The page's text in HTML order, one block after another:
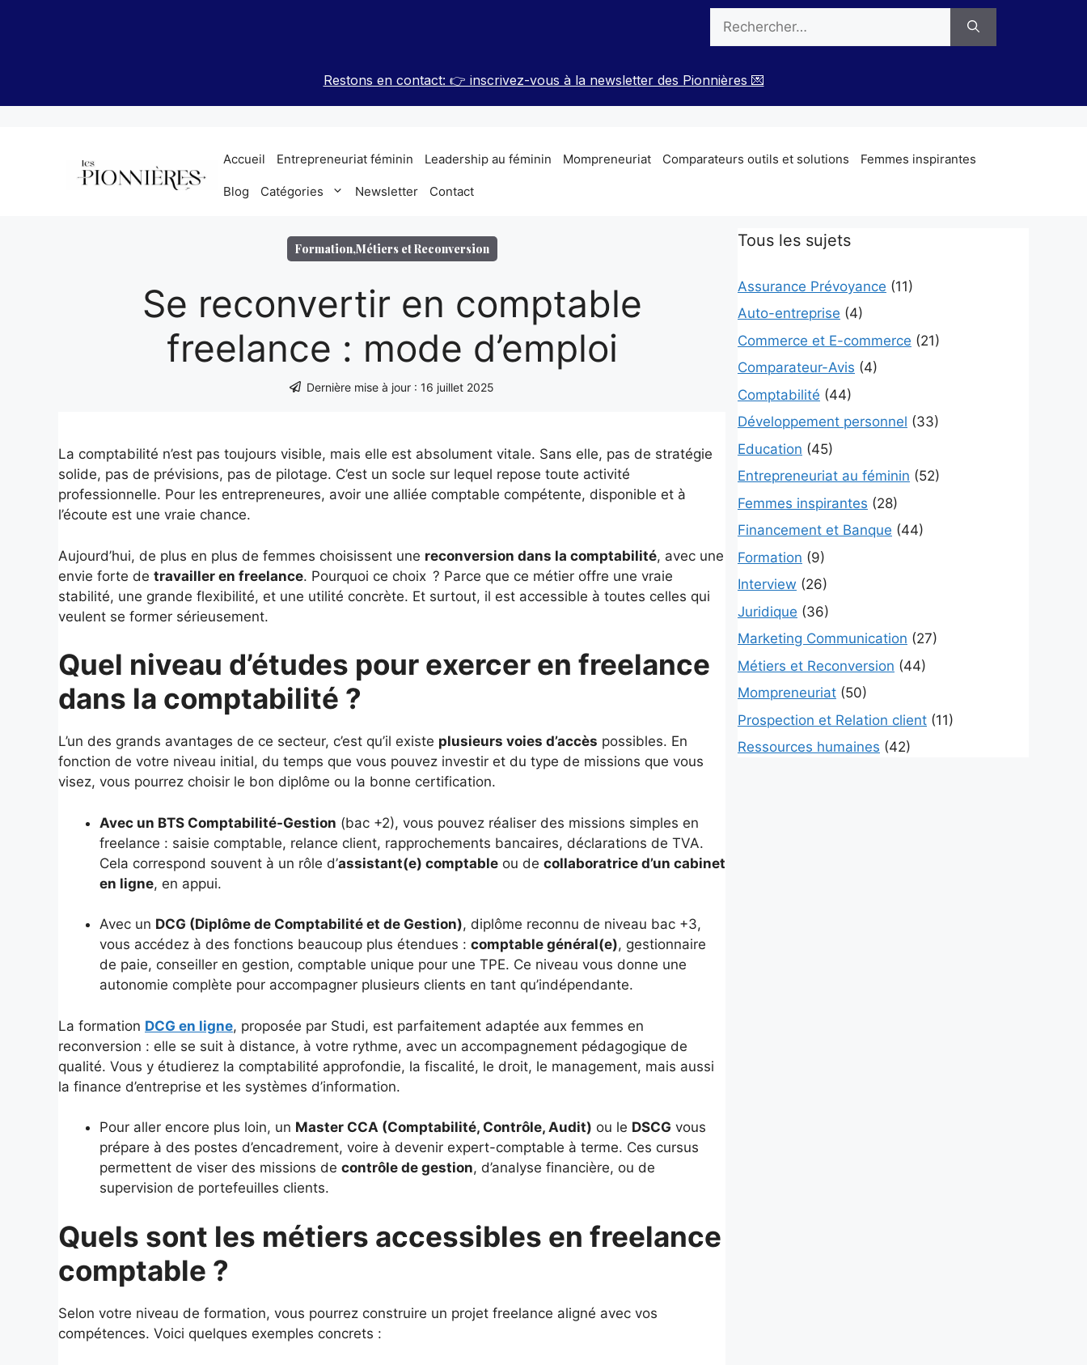
Restons en contact: 👉 inscrivez-vous à la newsletter des Pionnières 💌
Accueil Entrepreneuriat féminin Leadership au féminin Mompreneuriat Comparateurs outils et solutions Femmes inspirantes
Blog Catégories Newsletter Contact
Formation,Métiers et Reconversion
Se reconvertir en comptable
freelance : mode d’emploi
Dernière mise à jour : 16 juillet 2025
La comptabilité n’est pas toujours visible, mais elle est absolument vitale. Sans elle, pas de stratégie
solide, pas de prévisions, pas de pilotage. C’est un socle sur lequel repose toute activité
professionnelle. Pour les entrepreneures, avoir une alliée comptable compétente, disponible et à
l’écoute est une vraie chance.
Aujourd’hui, de plus en plus de femmes choisissent une reconversion dans la comptabilité, avec une
envie forte de travailler en freelance. Pourquoi ce choix ? Parce que ce métier offre une vraie
stabilité, une grande flexibilité, et une utilité concrète. Et surtout, il est accessible à toutes celles qui
veulent se former sérieusement.
Quel niveau d’études pour exercer en freelance
dans la comptabilité ?
L’un des grands avantages de ce secteur, c’est qu’il existe plusieurs voies d’accès possibles. En
fonction de votre niveau initial, du temps que vous pouvez investir et du type de missions que vous
visez, vous pourrez choisir le bon diplôme ou la bonne certification.
Avec un BTS Comptabilité-Gestion (bac +2), vous pouvez réaliser des missions simples en
freelance : saisie comptable, relance client, rapprochements bancaires, déclarations de TVA.
Cela correspond souvent à un rôle d’assistant(e) comptable ou de collaboratrice d’un cabinet
en ligne, en appui.
Avec un DCG (Diplôme de Comptabilité et de Gestion), diplôme reconnu de niveau bac +3,
vous accédez à des fonctions beaucoup plus étendues : comptable général(e), gestionnaire
de paie, conseiller en gestion, comptable unique pour une TPE. Ce niveau vous donne une
autonomie complète pour accompagner plusieurs clients en tant qu’indépendante.
La formation DCG en ligne, proposée par Studi, est parfaitement adaptée aux femmes en
reconversion : elle se suit à distance, à votre rythme, avec un accompagnement pédagogique de
qualité. Vous y étudierez la comptabilité approfondie, la fiscalité, le droit, le management, mais aussi
la finance d’entreprise et les systèmes d’information.
Pour aller encore plus loin, un Master CCA (Comptabilité, Contrôle, Audit) ou le DSCG vous
prépare à des postes d’encadrement, voire à devenir expert-comptable à terme. Ces cursus
permettent de viser des missions de contrôle de gestion, d’analyse financière, ou de
supervision de portefeuilles clients.
Quels sont les métiers accessibles en freelance
comptable ?
Selon votre niveau de formation, vous pourrez construire un projet freelance aligné avec vos
compétences. Voici quelques exemples concrets :
Tous les sujets
Assurance Prévoyance (11)
Auto-entreprise (4)
Commerce et E-commerce (21)
Comparateur-Avis (4)
Comptabilité (44)
Développement personnel (33)
Education (45)
Entrepreneuriat au féminin (52)
Femmes inspirantes (28)
Financement et Banque (44)
Formation (9)
Interview (26)
Juridique (36)
Marketing Communication (27)
Métiers et Reconversion (44)
Mompreneuriat (50)
Prospection et Relation client (11)
Ressources humaines (42)